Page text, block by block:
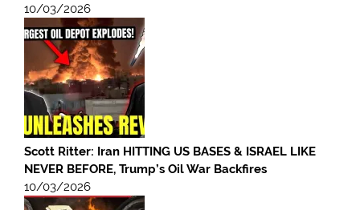
10/03/2026
Scott Ritter: Iran HITTING US BASES & ISRAEL LIKE
NEVER BEFORE, Trump’s Oil War Backfires
10/03/2026